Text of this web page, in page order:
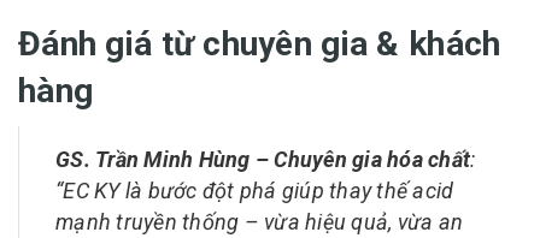
Đánh giá từ chuyên gia & khách
hàng
GS. Trần Minh Hùng – Chuyên gia hóa chất:
“EC KY là bước đột phá giúp thay thế acid
mạnh truyền thống – vừa hiệu quả, vừa an